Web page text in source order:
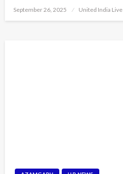
Posted
September 26, 2025 United India Live